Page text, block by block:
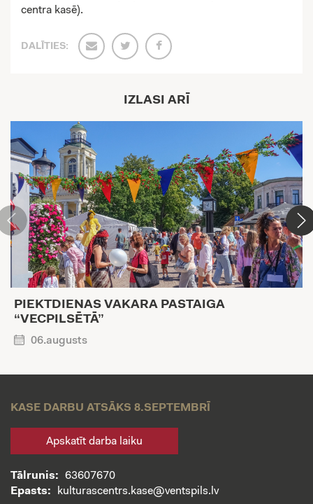
centra kasē).
DALĪTIES:
IZLASI ARĪ
PIEKTDIENAS VAKARA PASTAIGA
“VECPILSĒTĀ”
06.augusts
KASE DARBU ATSĀKS 8.SEPTEMBRĪ
Apskatīt darba laiku
Tālrunis:
63607670
Epasts:
kulturascentrs.kase@ventspils.lv